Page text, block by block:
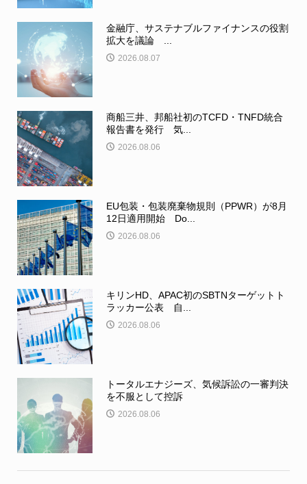
金融庁、サステナブルファイナンスの役割
拡大を議論 ...
2026.08.07
商船三井、邦船社初のTCFD・TNFD統合
報告書を発行 気...
2026.08.06
EU包装・包装廃棄物規則（PPWR）が8月
12日適用開始 Do...
2026.08.06
キリンHD、APAC初のSBTNターゲットト
ラッカー公表 自...
2026.08.06
トータルエナジーズ、気候訴訟の一審判決
を不服として控訴
2026.08.06